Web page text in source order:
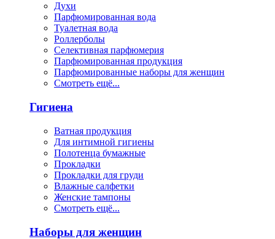
Духи
Парфюмированная вода
Туалетная вода
Роллерболы
Селективная парфюмерия
Парфюмированная продукция
Парфюмированные наборы для женщин
Смотреть ещё...
Гигиена
Ватная продукция
Для интимной гигиены
Полотенца бумажные
Прокладки
Прокладки для груди
Влажные салфетки
Женские тампоны
Смотреть ещё...
Наборы для женщин